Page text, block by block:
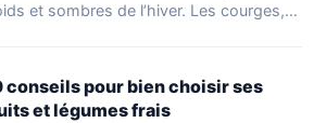
et sombres de l’hiver. Les courges,…
conseils pour bien choisir ses
et légumes frais